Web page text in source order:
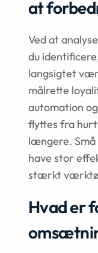
at
Ved at
du
langsigtet
målrette
automation
flyttes fra
længere.
have stor
stærkt værktøj
Hvad er